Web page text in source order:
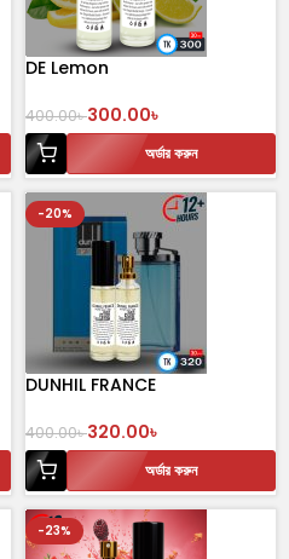
DE Lemon
400.00৳300.00৳
অর্ডার করুন
-20%
DUNHIL FRANCE
400.00৳320.00৳
অর্ডার করুন
-23%